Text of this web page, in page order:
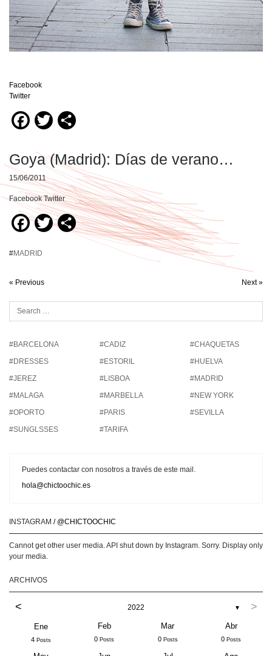
Facebook
Twitter
Facebook
Twitter
Goya (Madrid): Días de verano…
15/06/2011
Facebook Twitter
Facebook
TwitterCompartir
#MADRID
« Previous Next »
#BARCELONA #CADIZ
#CHAQUETAS
#DRESSES
#ESTORIL
#HUELVA
#JEREZ
#LISBOA
#MADRID
#MALAGA
#MARBELLA
#NEW YORK
#OPORTO
#PARIS
#SEVILLA
#SUNGLSSES
#TARIFA
Puedes contactar con nosotros a través de este mail.
hola@chictoochic.es
INSTAGRAM / @CHICTOOCHIC
Cannot get other user media. API shut down by Instagram. Sorry. Display only
your media.
ARCHIVOS
< 2022 ▼ >
Ene
4 Posts
Feb
0 Posts
Mar
0 Posts
Abr
0 Posts